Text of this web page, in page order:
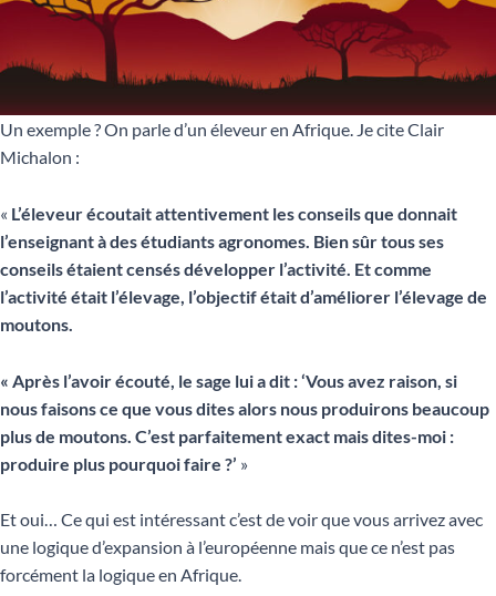
Un exemple ? On parle d’un éleveur en Afrique. Je cite Clair
Michalon :
« L’éleveur écoutait attentivement les conseils que donnait
l’enseignant à des étudiants agronomes. Bien sûr tous ses
conseils étaient censés développer l’activité. Et comme
l’activité était l’élevage, l’objectif était d’améliorer l’élevage de
moutons.
« Après l’avoir écouté, le sage lui a dit : ‘Vous avez raison, si
nous faisons ce que vous dites alors nous produirons beaucoup
plus de moutons. C’est parfaitement exact mais dites-moi :
produire plus pourquoi faire ?’ »
Et oui… Ce qui est intéressant c’est de voir que vous arrivez avec
une logique d’expansion à l’européenne mais que ce n’est pas
forcément la logique en Afrique.